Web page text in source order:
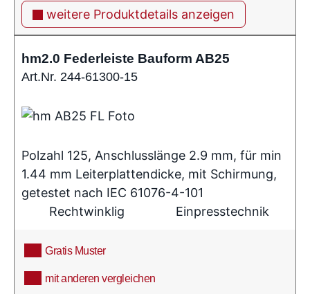
weitere Produktdetails anzeigen
hm2.0 Federleiste Bauform AB25
Art.Nr. 244-61300-15
Polzahl 125, Anschlusslänge 2.9 mm, für min
1.44 mm Leiterplattendicke, mit Schirmung,
getestet nach IEC 61076-4-101
Rechtwinklig
Einpresstechnik
Gratis Muster
mit anderen vergleichen